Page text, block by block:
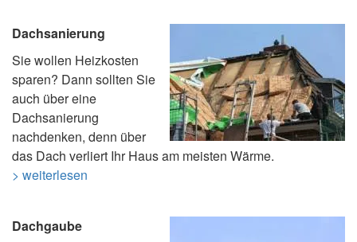
Dachsanierung
Sie wollen Heizkosten
sparen? Dann sollten Sie
auch über eine
Dachsanierung
nachdenken, denn über
das Dach verliert Ihr Haus am meisten Wärme.
> weiterlesen
Dachgaube